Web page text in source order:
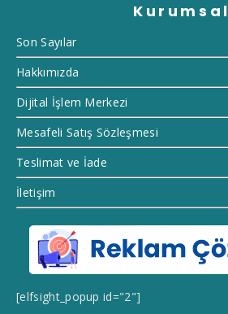
Kurumsal
Son Sayılar
Hakkımızda
Dijital İşlem Merkezi
Mesafeli Satış Sözleşmesi
Teslimat ve İade
İletişim
[elfsight_popup id="2"]